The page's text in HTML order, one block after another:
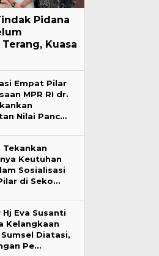
Pidana
Kuasa
Empat Pilar
MPR RI dr.
Nilai Panc…
Tekankan
Keutuhan
Sosialisasi
di Seko…
Eva Susanti
Kelangkaan
Diatasi,
Pe…